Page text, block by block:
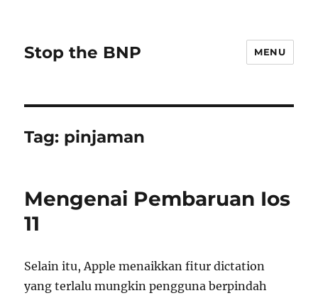
Stop the BNP MENU
Tag: pinjaman
Mengenai Pembaruan Ios
11
Selain itu, Apple menaikkan fitur dictation
yang terlalu mungkin pengguna berpindah